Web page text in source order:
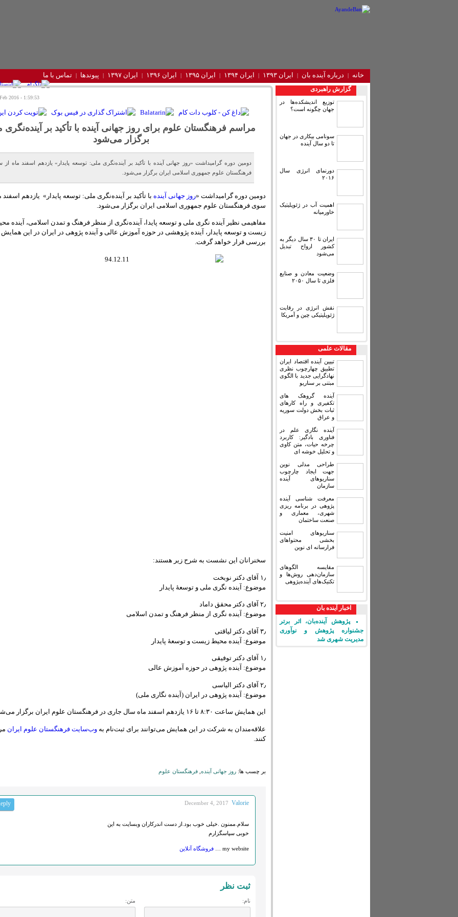
خانه درباره آینده‌ بان ایران ۱۳۹۳ ایران ۱۳۹۴ ایران ۱۳۹۵ ایران ۱۳۹۶ ایران ۱۳۹۷ پیوندها تماس با ما
گزارش راهبردی
توزیع اندیشکده‌ها در
جهان چگونه است؟
سونامی بیکاری در جهان
تا دو سال آینده
دورنمای انرژی سال
۲۰۱۶
اهمیت آب در ژئوپلیتیک
خاورمیانه
ایران تا ۳۰ سال دیگر به
کشور ارواح تبدیل
می‌شود
وضعیت معادن و صنایع
فلزی تا سال ۲۰۵۰
نقش انرژی در رقابت
ژئوپلیتیکی چین و آمریکا
مقالات علمی
تبیین آینده اقتصاد ایران
تطبیق چهارچوب نظری
نهادگرایی جدید با الگوی
مبتنی بر سناریو
آینده گروهک های
تکفیری و راه کارهای
ثبات بخش دولت سوریه
و عراق
آینده نگاری علم در
فناوری بادگیر: کاربرد
چرخه حیات، متن کاوی
و تحلیل خوشه ای
طراحی مدلی نوین
جهت ایجاد چارچوب
سناریوهای آینده
سازمان
معرفت شناسی آینده
پژوهی در برنامه ریزی
شهری، معماری و
صنعت ساختمان
سناریوهای امنیت
بخشی محتواهای
فرارسانه ای نوین
مقایسه‏ الگوهای
سازمان‌دهی روش‌ها و
تکنیک‌های آینده‌پژوهی
اخبار آینده بان
پژوهش آینده‌بان، اثر برتر
جشنواره پژوهش و نوآوری
مدیریت شهری شد
1:59:53 - Sunday 21 Feb 2016
مراسم فرهنگستان علوم برای روز جهانی آینده با تأکید بر
برگزار می‌شود
دومین دوره گرامیداشت «روز جهانی آینده با تأکید بر آینده‌نگری ملی: توسعه پایدار» یازدهم اسفند ماه
فرهنگستان علوم جمهوری اسلامی ایران برگزار می‌شود.
دومین دوره گرامیداشت «روز جهانی آینده با تأکید بر آینده‌نگری ملی: توسعه پایدار» یازدهم اسفند
سوی فرهنگستان علوم جمهوری اسلامی ایران برگزار می‌شود.
مفاهیمی نظیر آینده نگری ملی و توسعه پایدا، آینده‌نگری از منظر فرهنگ و تمدن اسلامی، آینده
زیست و توسعه پایدار، آینده پژوهشی در حوزه آموزش عالی و آینده پژوهی در ایران در این
بررسی قرار خواهد گرفت.
سخنرانان این نشست به شرح زیر هستند:
۱٫ آقای دکتر نوبخت
موضوع: آینده نگری ملی و توسعۀ پایدار
۲٫ آقای دکتر محقق داماد
موضوع: آینده نگری از منظر فرهنگ و تمدن اسلامی
۳٫ آقای دکتر لیاقتی
موضوع: آینده محیط زیست و توسعۀ پایدار
۱٫ آقای دکتر توفیقی
موضوع: آینده پژوهی در حوزه آموزش عالی
۲٫ آقای دکتر الیاسی
موضوع: آینده پژوهی در ایران (آینده نگاری ملی)
این همایش ساعت ۸:۳۰ تا ۱۶ یازدهم اسفند ماه سال جاری در فرهنگستان علوم ایران برگزار می‌شود.
علاقه‌مندان به شرکت در این همایش می‌توانند برای ثبت‌نام به وب‌سایت فرهنگستان علوم ایران
کنند.
بر چسب ها: روز جهانی آینده فرهنگستان علوم
Valorie
December 4, 2017
سلام.ممنون .خیلی خوب بود.از دست اندرکاران وبسایت به این
خوبی سپاسگزارم
my website … فروشگاه آنلاین
ثبت نظر
نام: متن: